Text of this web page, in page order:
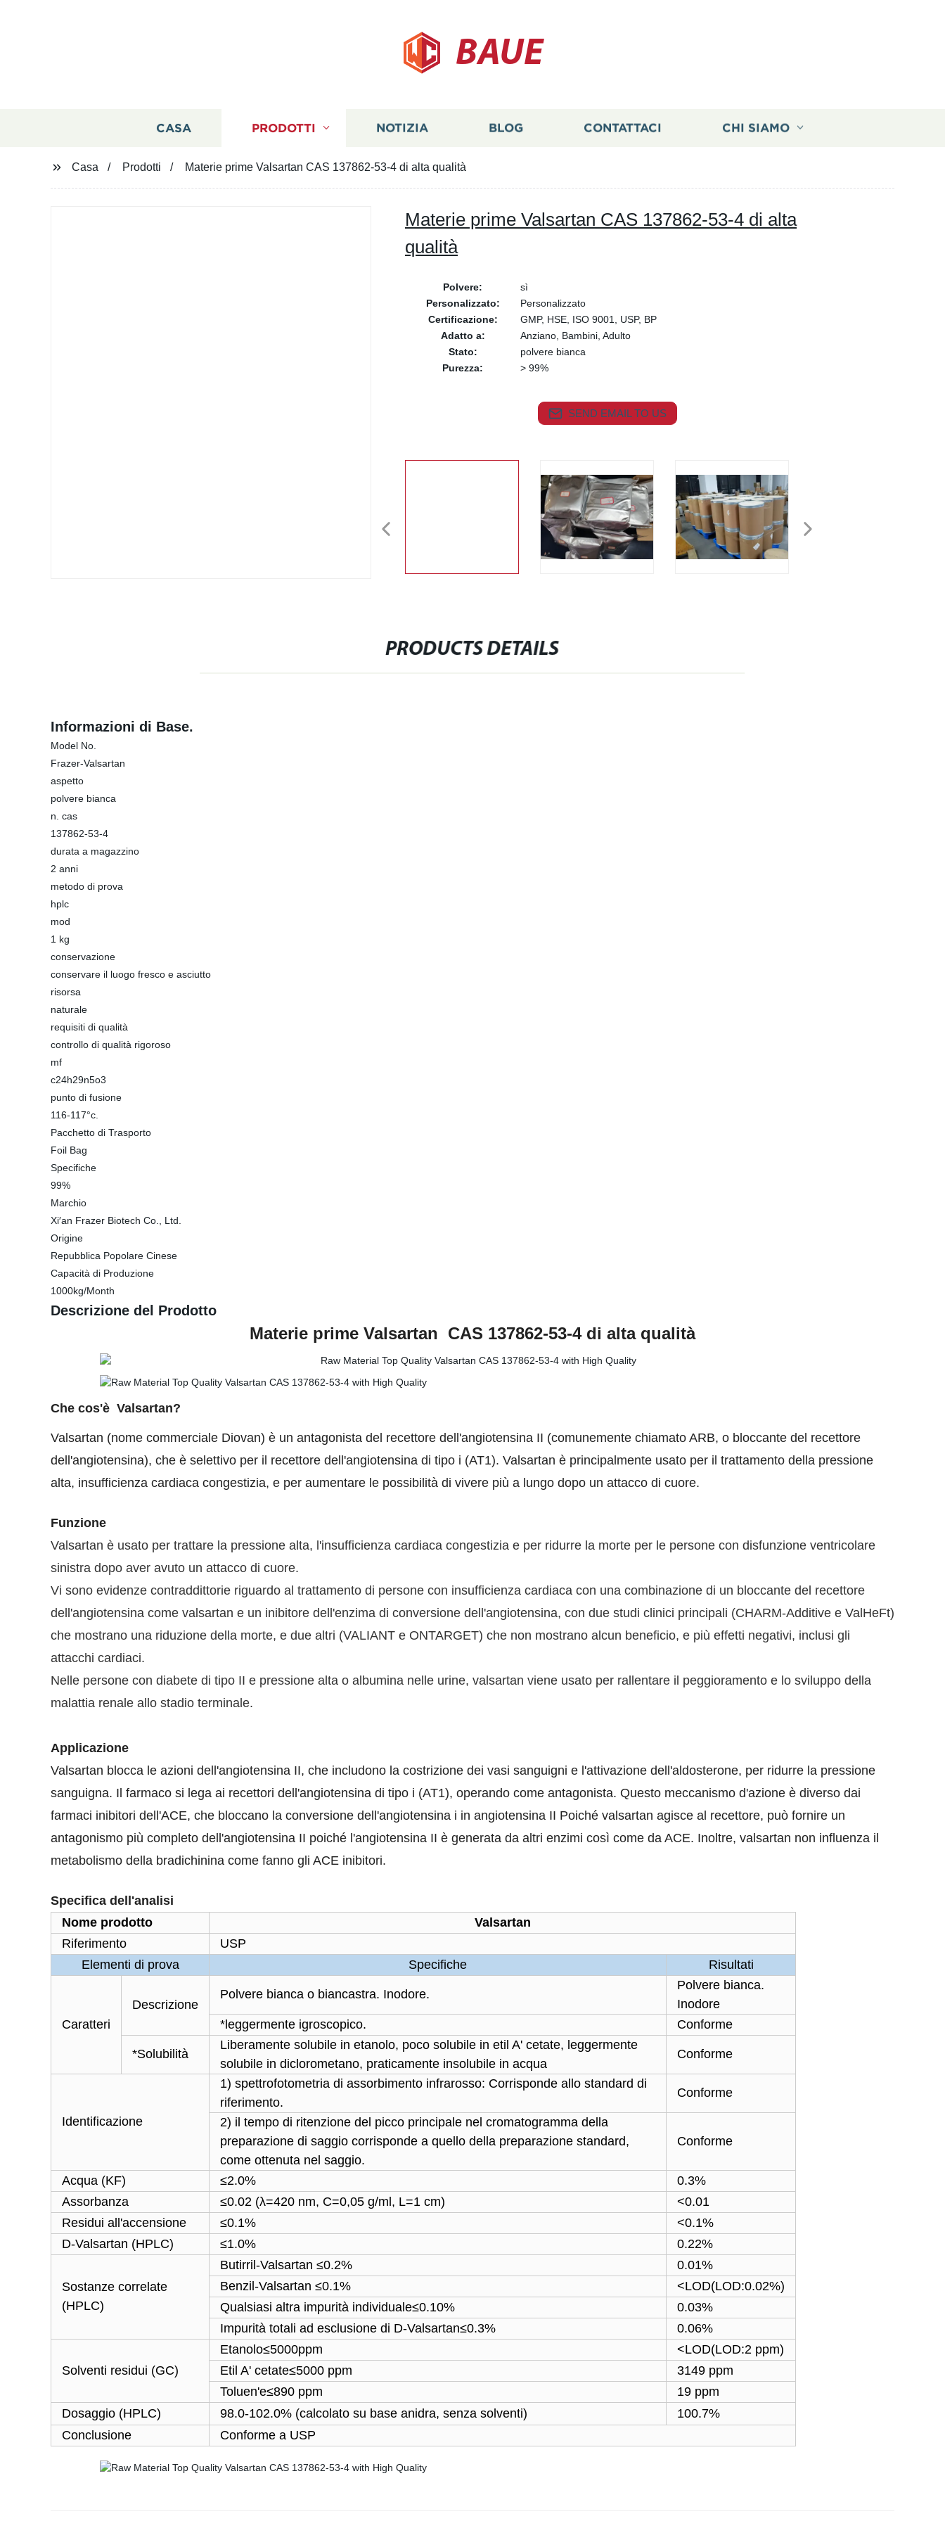
BAUE
CASA PRODOTTI NOTIZIA BLOG CONTATTACI CHI SIAMO
Casa Prodotti Materie prime Valsartan CAS 137862-53-4 di alta qualità
Materie prime Valsartan CAS 137862-53-4 di alta
qualità
Polvere:
sì
Personalizzato:
Personalizzato
Certificazione:
GMP, HSE, ISO 9001, USP, BP
Adatto a:
Anziano, Bambini, Adulto
Stato:
polvere bianca
Purezza:
> 99%
SEND EMAIL TO US
PRODUCTS DETAILS
Informazioni di Base.
Model No.
Frazer-Valsartan
aspetto
polvere bianca
n. cas
137862-53-4
durata a magazzino
2 anni
metodo di prova
hplc
mod
1 kg
conservazione
conservare il luogo fresco e asciutto
risorsa
naturale
requisiti di qualità
controllo di qualità rigoroso
mf
c24h29n5o3
punto di fusione
116-117°c.
Pacchetto di Trasporto
Foil Bag
Specifiche
99%
Marchio
Xi′an Frazer Biotech Co., Ltd.
Origine
Repubblica Popolare Cinese
Capacità di Produzione
1000kg/Month
Descrizione del Prodotto
Materie prime Valsartan CAS 137862-53-4 di alta qualità
Che cos'è Valsartan?
Valsartan (nome commerciale Diovan) è un antagonista del recettore dell'angiotensina II (comunemente chiamato ARB, o bloccante del recettore
dell'angiotensina), che è selettivo per il recettore dell'angiotensina di tipo i (AT1). Valsartan è principalmente usato per il trattamento della pressione
alta, insufficienza cardiaca congestizia, e per aumentare le possibilità di vivere più a lungo dopo un attacco di cuore.
Funzione
Valsartan è usato per trattare la pressione alta, l'insufficienza cardiaca congestizia e per ridurre la morte per le persone con disfunzione ventricolare
sinistra dopo aver avuto un attacco di cuore.
Vi sono evidenze contraddittorie riguardo al trattamento di persone con insufficienza cardiaca con una combinazione di un bloccante del recettore
dell'angiotensina come valsartan e un inibitore dell'enzima di conversione dell'angiotensina, con due studi clinici principali (CHARM-Additive e ValHeFt)
che mostrano una riduzione della morte, e due altri (VALIANT e ONTARGET) che non mostrano alcun beneficio, e più effetti negativi, inclusi gli
attacchi cardiaci.
Nelle persone con diabete di tipo II e pressione alta o albumina nelle urine, valsartan viene usato per rallentare il peggioramento e lo sviluppo della
malattia renale allo stadio terminale.
Applicazione
Valsartan blocca le azioni dell'angiotensina II, che includono la costrizione dei vasi sanguigni e l'attivazione dell'aldosterone, per ridurre la pressione
sanguigna. Il farmaco si lega ai recettori dell'angiotensina di tipo i (AT1), operando come antagonista. Questo meccanismo d'azione è diverso dai
farmaci inibitori dell'ACE, che bloccano la conversione dell'angiotensina i in angiotensina II Poiché valsartan agisce al recettore, può fornire un
antagonismo più completo dell'angiotensina II poiché l'angiotensina II è generata da altri enzimi così come da ACE. Inoltre, valsartan non influenza il
metabolismo della bradichinina come fanno gli ACE inibitori.
Specifica dell'analisi
Nome prodotto
Valsartan
Riferimento
USP
Elementi di prova
Specifiche Risultati
Caratteri
Descrizione
Polvere bianca o biancastra. Inodore.
Polvere bianca.
Inodore
*leggermente igroscopico.
Conforme
*Solubilità
Liberamente solubile in etanolo, poco solubile in etil A' cetate, leggermente
solubile in diclorometano, praticamente insolubile in acqua
Conforme
Identificazione
1) spettrofotometria di assorbimento infrarosso: Corrisponde allo standard di
riferimento.
Conforme
2) il tempo di ritenzione del picco principale nel cromatogramma della
preparazione di saggio corrisponde a quello della preparazione standard,
come ottenuta nel saggio.
Conforme
Acqua (KF) ≤2.0%
0.3%
Assorbanza
≤0.02 (λ=420 nm, C=0,05 g/ml, L=1 cm)
<0.01
Residui all'accensione
≤0.1%
<0.1%
D-Valsartan (HPLC)
≤1.0% 0.22%
Sostanze correlate
(HPLC)
Butirril-Valsartan ≤0.2%
0.01%
Benzil-Valsartan ≤0.1%
<LOD(LOD:0.02%)
Qualsiasi altra impurità individuale≤0.10%
0.03%
Impurità totali ad esclusione di D-Valsartan≤0.3%
0.06%
Solventi residui (GC)
Etanolo≤5000ppm
<LOD(LOD:2 ppm)
Etil A' cetate≤5000 ppm
3149 ppm
Toluen'e≤890 ppm
19 ppm
Dosaggio (HPLC)
98.0-102.0% (calcolato su base anidra, senza solventi)
100.7%
Conclusione
Conforme a USP